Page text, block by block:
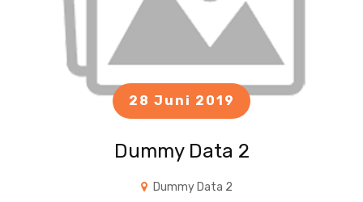
28 Juni 2019
Dummy Data 2
Dummy Data 2